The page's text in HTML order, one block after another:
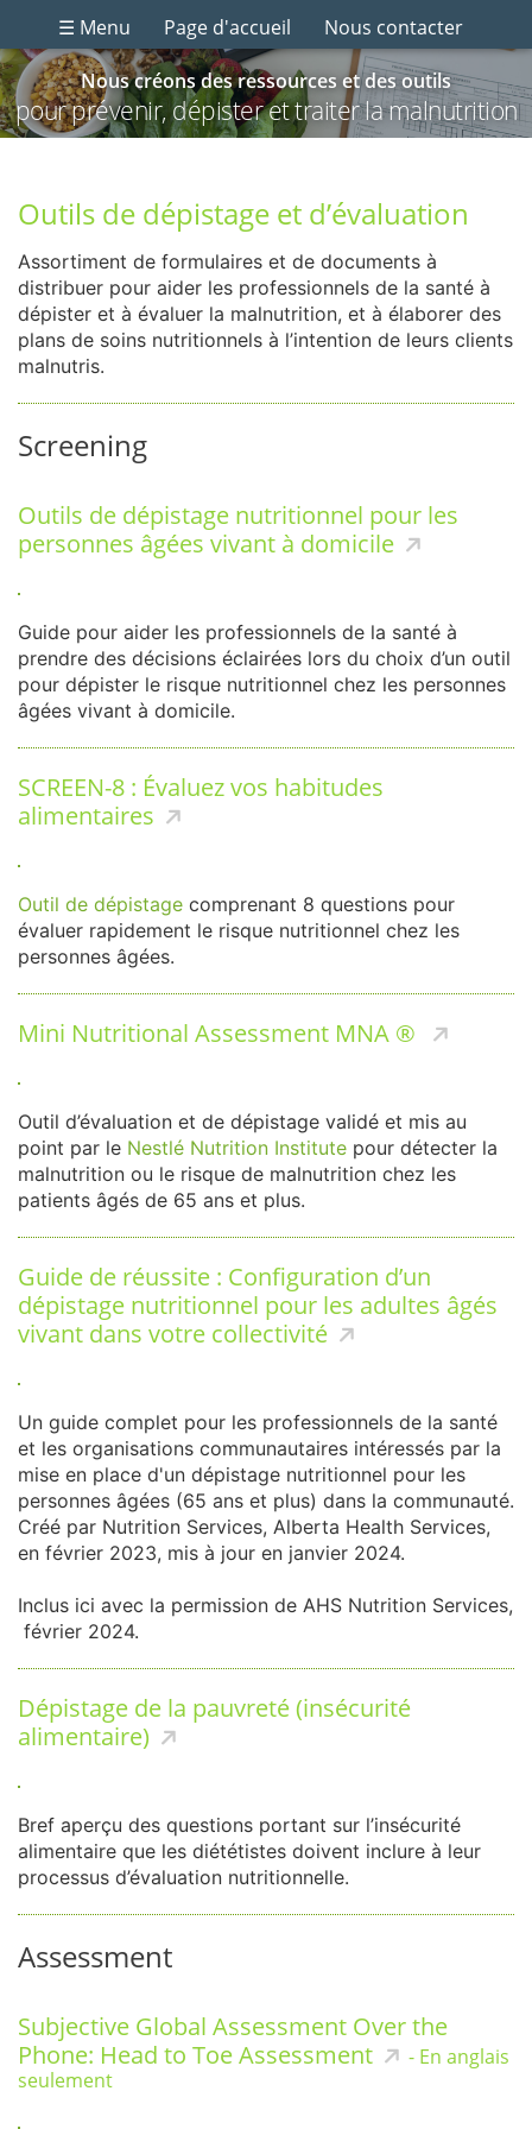
☰ Menu Page d'accueil Nous contacter
Nous créons des ressources et des outils
pour prévenir, dépister et traiter la malnutrition
Outils de dépistage et d’évaluation
Assortiment de formulaires et de documents à
distribuer pour aider les professionnels de la santé à
dépister et à évaluer la malnutrition, et à élaborer des
plans de soins nutritionnels à l’intention de leurs clients
malnutris.
Screening
Outils de dépistage nutritionnel pour les
personnes âgées vivant à domicile
Guide pour aider les professionnels de la santé à
prendre des décisions éclairées lors du choix d’un outil
pour dépister le risque nutritionnel chez les personnes
âgées vivant à domicile.
SCREEN-8 : Évaluez vos habitudes
alimentaires
Outil de dépistage comprenant 8 questions pour
évaluer rapidement le risque nutritionnel chez les
personnes âgées.
Mini Nutritional Assessment MNA ®
Outil d’évaluation et de dépistage validé et mis au
point par le Nestlé Nutrition Institute pour détecter la
malnutrition ou le risque de malnutrition chez les
patients âgés de 65 ans et plus.
Guide de réussite : Configuration d’un
dépistage nutritionnel pour les adultes âgés
vivant dans votre collectivité
Un guide complet pour les professionnels de la santé
et les organisations communautaires intéressés par la
mise en place d'un dépistage nutritionnel pour les
personnes âgées (65 ans et plus) dans la communauté.
Créé par Nutrition Services, Alberta Health Services,
en février 2023, mis à jour en janvier 2024.
Inclus ici avec la permission de AHS Nutrition Services,
février 2024.
Dépistage de la pauvreté (insécurité
alimentaire)
Bref aperçu des questions portant sur l’insécurité
alimentaire que les diététistes doivent inclure à leur
processus d’évaluation nutritionnelle.
Assessment
Subjective Global Assessment Over the
Phone: Head to Toe Assessment
- En anglais
seulement